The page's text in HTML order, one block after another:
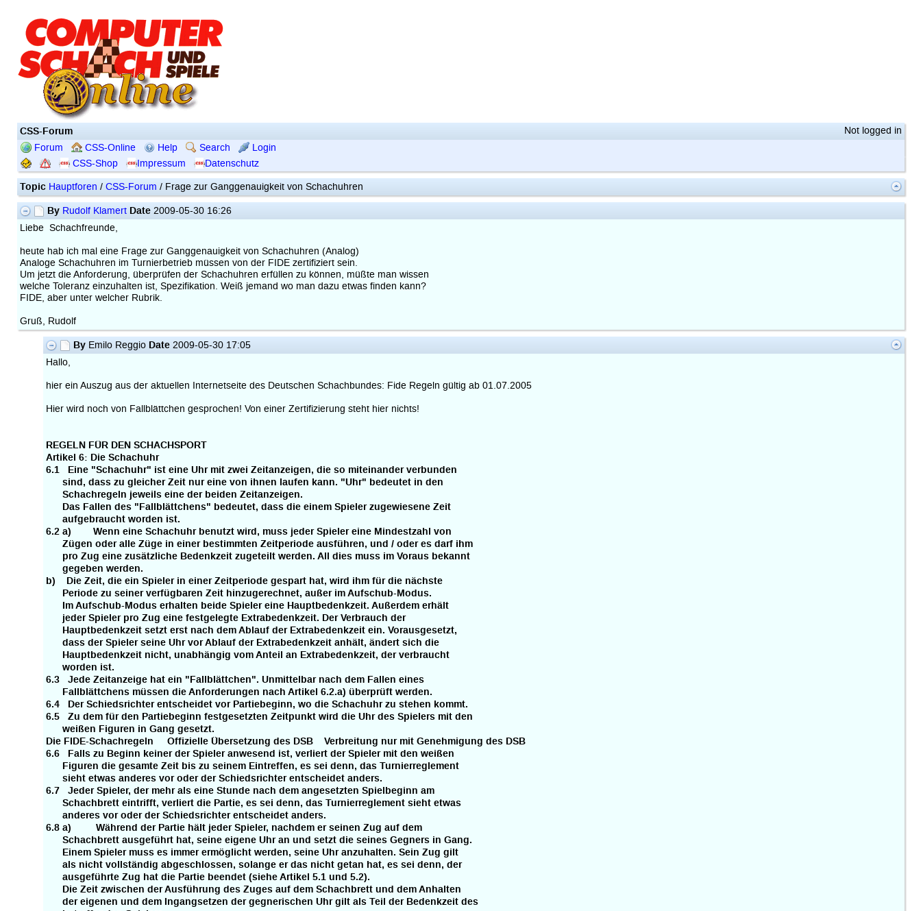
Not logged in
CSS-Forum
Forum CSS-Online Help Search
Login
CSS-Shop
Impressum Datenschutz
Topic Hauptforen / CSS-Forum / Frage zur Ganggenauigkeit von Schachuhren
By Rudolf Klamert Date2009-05-30 16:26
Liebe Schachfreunde,
heute hab ich mal eine Frage zur Ganggenauigkeit von Schachuhren (Analog)
Analoge Schachuhren im Turnierbetrieb müssen von der FIDE zertifiziert sein.
Um jetzt die Anforderung, überprüfen der Schachuhren erfüllen zu können, müßte man wissen
welche Toleranz einzuhalten ist, Spezifikation. Weiß jemand wo man dazu etwas finden kann?
FIDE, aber unter welcher Rubrik.
Gruß, Rudolf
By Emilo Reggio Date 2009-05-30 17:05
Hallo,
hier ein Auszug aus der aktuellen Internetseite des Deutschen Schachbundes: Fide Regeln gültig ab 01.07.2005
Hier wird noch von Fallblättchen gesprochen! Von einer Zertifizierung steht hier nichts!
REGELN FÜR DEN SCHACHSPORT
Artikel 6: Die Schachuhr
6.1 Eine "Schachuhr" ist eine Uhr mit zwei Zeitanzeigen, die so miteinander verbunden
sind, dass zu gleicher Zeit nur eine von ihnen laufen kann. "Uhr" bedeutet in den
Schachregeln jeweils eine der beiden Zeitanzeigen.
Das Fallen des "Fallblättchens" bedeutet, dass die einem Spieler zugewiesene Zeit
aufgebraucht worden ist.
6.2 a) Wenn eine Schachuhr benutzt wird, muss jeder Spieler eine Mindestzahl von
Zügen oder alle Züge in einer bestimmten Zeitperiode ausführen, und / oder es darf ihm
pro Zug eine zusätzliche Bedenkzeit zugeteilt werden. All dies muss im Voraus bekannt
gegeben werden.
b) Die Zeit, die ein Spieler in einer Zeitperiode gespart hat, wird ihm für die nächste
Periode zu seiner verfügbaren Zeit hinzugerechnet, außer im Aufschub-Modus.
Im Aufschub-Modus erhalten beide Spieler eine Hauptbedenkzeit. Außerdem erhält
jeder Spieler pro Zug eine festgelegte Extrabedenkzeit. Der Verbrauch der
Hauptbedenkzeit setzt erst nach dem Ablauf der Extrabedenkzeit ein. Vorausgesetzt,
dass der Spieler seine Uhr vor Ablauf der Extrabedenkzeit anhält, ändert sich die
Hauptbedenkzeit nicht, unabhängig vom Anteil an Extrabedenkzeit, der verbraucht
worden ist.
6.3 Jede Zeitanzeige hat ein "Fallblättchen". Unmittelbar nach dem Fallen eines
Fallblättchens müssen die Anforderungen nach Artikel 6.2.a) überprüft werden.
6.4 Der Schiedsrichter entscheidet vor Partiebeginn, wo die Schachuhr zu stehen kommt.
6.5 Zu dem für den Partiebeginn festgesetzten Zeitpunkt wird die Uhr des Spielers mit den
weißen Figuren in Gang gesetzt.
Die FIDE-Schachregeln Offizielle Übersetzung des DSB Verbreitung nur mit Genehmigung des DSB
6.6 Falls zu Beginn keiner der Spieler anwesend ist, verliert der Spieler mit den weißen
Figuren die gesamte Zeit bis zu seinem Eintreffen, es sei denn, das Turnierreglement
sieht etwas anderes vor oder der Schiedsrichter entscheidet anders.
6.7 Jeder Spieler, der mehr als eine Stunde nach dem angesetzten Spielbeginn am
Schachbrett eintrifft, verliert die Partie, es sei denn, das Turnierreglement sieht etwas
anderes vor oder der Schiedsrichter entscheidet anders.
6.8 a) Während der Partie hält jeder Spieler, nachdem er seinen Zug auf dem
Schachbrett ausgeführt hat, seine eigene Uhr an und setzt die seines Gegners in Gang.
Einem Spieler muss es immer ermöglicht werden, seine Uhr anzuhalten. Sein Zug gilt
als nicht vollständig abgeschlossen, solange er das nicht getan hat, es sei denn, der
ausgeführte Zug hat die Partie beendet (siehe Artikel 5.1 und 5.2).
Die Zeit zwischen der Ausführung des Zuges auf dem Schachbrett und dem Anhalten
der eigenen und dem Ingangsetzen der gegnerischen Uhr gilt als Teil der Bedenkzeit des